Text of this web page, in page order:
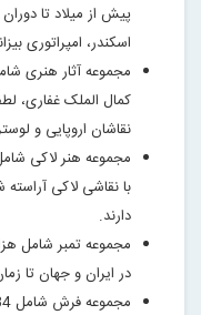
پیش از میلاد تا
اسکندر، امپراتوری
مجموعه آثار هنری
کمال الملک غفاری،
نقاشان اروپایی و
دارند.
مجموعه تمبر شامل
در ایران و جهان تا